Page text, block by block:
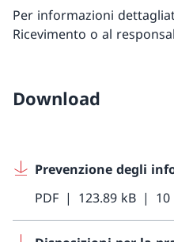
Per informazioni
Ricevimento o al
Download
Prevenzione degli
PDF
123.89 kB